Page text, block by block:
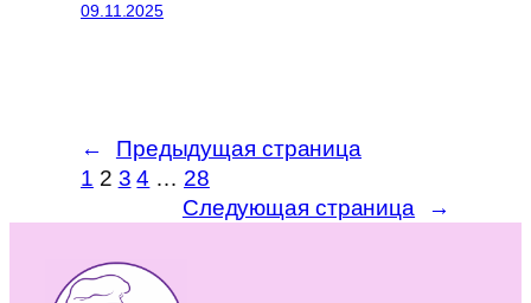
09.11.2025
←
Предыдущая страница
1 2 3 4 … 28
Следующая страница
→